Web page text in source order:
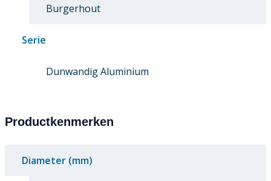
Burgerhout
Serie
Dunwandig Aluminium
Productkenmerken
Diameter (mm)